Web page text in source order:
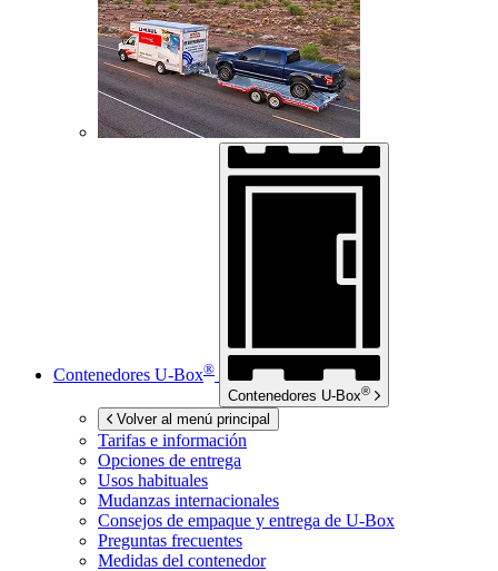
Contenedores U-Box®
Contenedores U-Box®
Volver al menú principal
Tarifas e información
Opciones de entrega
Usos habituales
Mudanzas internacionales
Consejos de empaque y entrega de U-Box
Preguntas frecuentes
Medidas del contenedor